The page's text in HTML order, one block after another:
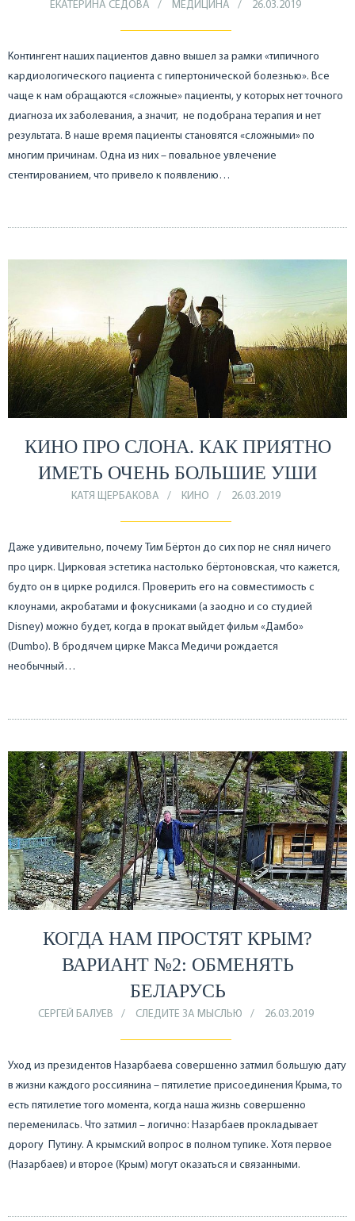
ЕКАТЕРИНА СЕДОВА МЕДИЦИНА 26.03.2019
Контингент наших пациентов давно вышел за рамки «типичного
кардиологического пациента с гипертонической болезнью». Все
чаще к нам обращаются «сложные» пациенты, у которых нет точного
диагноза их заболевания, а значит, не подобрана терапия и нет
результата. В наше время пациенты становятся «сложными» по
многим причинам. Одна из них – повальное увлечение
стентированием, что привело к появлению…
КИНО ПРО СЛОНА. КАК ПРИЯТНО
ИМЕТЬ ОЧЕНЬ БОЛЬШИЕ УШИ
КАТЯ ЩЕРБАКОВА КИНО 26.03.2019
Даже удивительно, почему Тим Бёртон до сих пор не снял ничего
про цирк. Цирковая эстетика настолько бёртоновская, что кажется,
будто он в цирке родился. Проверить его на совместимость с
клоунами, акробатами и фокусниками (а заодно и со студией
Disney) можно будет, когда в прокат выйдет фильм «Дамбо»
(Dumbo). В бродячем цирке Макса Медичи рождается
необычный…
КОГДА НАМ ПРОСТЯТ КРЫМ?
ВАРИАНТ №2: ОБМЕНЯТЬ
БЕЛАРУСЬ
СЕРГЕЙ БАЛУЕВ СЛЕДИТЕ ЗА МЫСЛЬЮ 26.03.2019
Уход из президентов Назарбаева совершенно затмил большую дату
в жизни каждого россиянина – пятилетие присоединения Крыма, то
есть пятилетие того момента, когда наша жизнь совершенно
переменилась. Что затмил – логично: Назарбаев прокладывает
дорогу Путину. А крымский вопрос в полном тупике. Хотя первое
(Назарбаев) и второе (Крым) могут оказаться и связанными.